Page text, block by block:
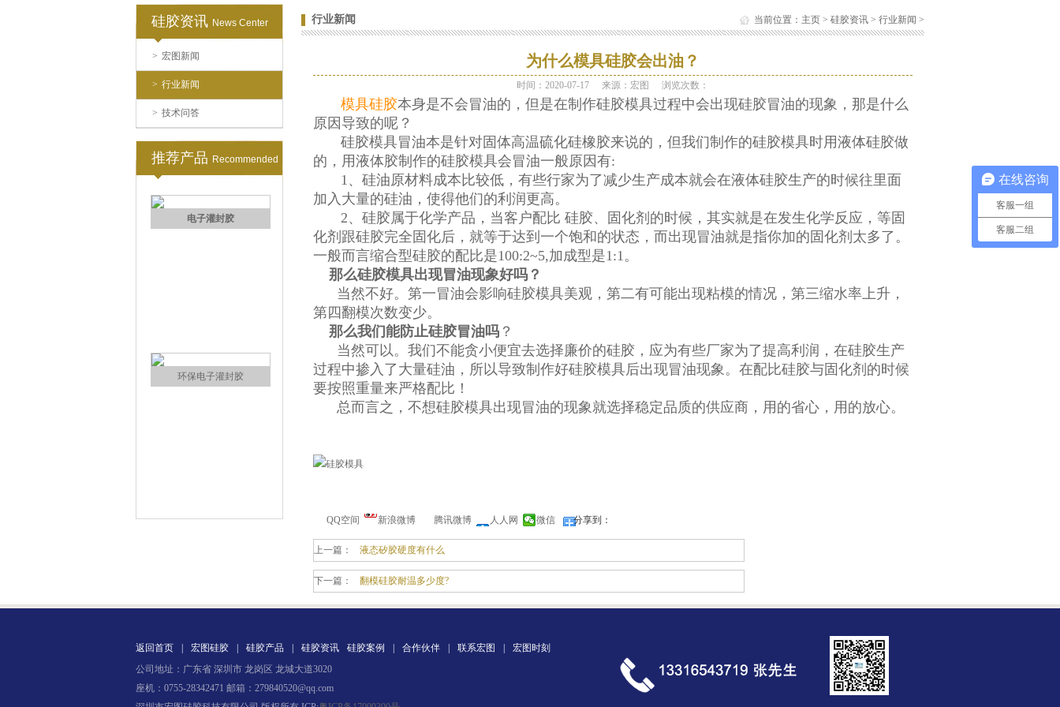
硅胶资讯 News Center
> 宏图新闻
> 行业新闻
> 技术问答
推荐产品 Recommended
果冻胶
电子灌封胶
环保电子灌封胶
加成型液体硅橡胶
当前位置： 主页 > 硅胶资讯 > 行业新闻 >
行业新闻
为什么模具硅胶会出油？
时间：2020-07-17 来源：宏图 浏览次数：
模具硅胶本身是不会冒油的，但是在制作硅胶模具过程中会出现硅胶冒油的现象，那是什么
原因导致的呢？
硅胶模具冒油本是针对固体高温硫化硅橡胶来说的，但我们制作的硅胶模具时用液体硅胶做
的，用液体胶制作的硅胶模具会冒油一般原因有:
1、硅油原材料成本比较低，有些行家为了减少生产成本就会在液体硅胶生产的时候往里面
加入大量的硅油，使得他们的利润更高。
2、硅胶属于化学产品，当客户配比 硅胶、固化剂的时候，其实就是在发生化学反应，等固
化剂跟硅胶完全固化后，就等于达到一个饱和的状态，而出现冒油就是指你加的固化剂太多了。
一般而言缩合型硅胶的配比是100:2~5,加成型是1:1。
那么硅胶模具出现冒油现象好吗？
当然不好。第一冒油会影响硅胶模具美观，第二有可能出现粘模的情况，第三缩水率上升，
第四翻模次数变少。
那么我们能防止硅胶冒油吗 ？
当然可以。我们不能贪小便宜去选择廉价的硅胶，应为有些厂家为了提高利润，在硅胶生产
过程中掺入了大量硅油，所以导致制作好硅胶模具后出现冒油现象。在配比硅胶与固化剂的时候
要按照重量来严格配比！
总而言之，不想硅胶模具出现冒油的现象就选择稳定品质的供应商，用的省心，用的放心。
QQ空间 新浪微博 腾讯微博 人人网 微信 分享到：
上一篇： 液态矽胶硬度有什么
下一篇： 翻模硅胶耐温多少度?
返回首页 宏图硅胶 硅胶产品 硅胶资讯 硅胶案例 合作伙伴 联系宏图
宏图时刻
公司地址：广东省 深圳市 龙岗区 龙城大道3020
座机：0755-28342471 邮箱：279840520@qq.com
在线咨询
客服一组
客服二组